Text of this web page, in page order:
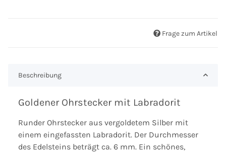
Frage zum Artikel
Beschreibung
Goldener Ohrstecker mit Labradorit
Runder Ohrstecker aus vergoldetem Silber mit
einem eingefassten Labradorit. Der Durchmesser
des Edelsteins beträgt ca. 6 mm. Ein schönes,